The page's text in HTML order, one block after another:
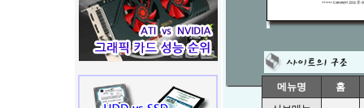
메뉴명
홈